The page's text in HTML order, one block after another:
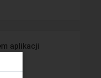
aplikacji